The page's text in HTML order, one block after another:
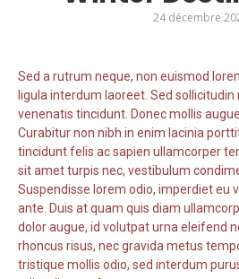
24 décembre
Sed a rutrum neque, non euismod
ligula interdum laoreet. Sed
venenatis tincidunt. Donec mollis
Curabitur non nibh in enim lacinia
tincidunt felis ac sapien ullamcorper
sit amet turpis nec, vestibulum
Suspendisse lorem odio, imperdiet eu
ante. Duis at quam quis diam
dolor augue, id volutpat urna eleifend
rhoncus risus, nec gravida metus
tristique mollis odio, sed interdum